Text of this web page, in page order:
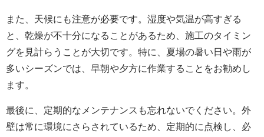
また、天候にも注意が必要です。湿度や気温が高すぎる
と、乾燥が不十分になることがあるため、施工のタイミン
グを見計らうことが大切です。特に、夏場の暑い日や雨が
多いシーズンでは、早朝や夕方に作業することをお勧めし
ます。
最後に、定期的なメンテナンスも忘れないでください。外
壁は常に環境にさらされているため、定期的に点検し、必